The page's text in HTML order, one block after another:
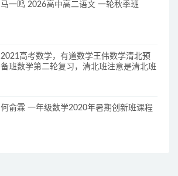
马一鸣 2026高中高二语文 一轮秋季班
2021高考数学，有道数学王伟数学清北预
备班数学第二轮复习，清北班注意是清北班
何俞霖 一年级数学2020年暑期创新班课程